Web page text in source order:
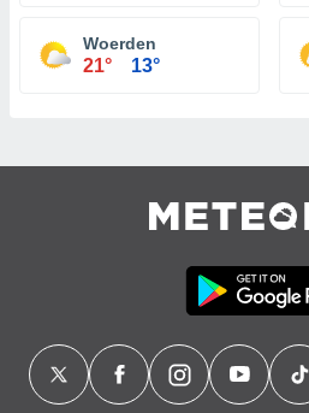
Woerden
21° 13°